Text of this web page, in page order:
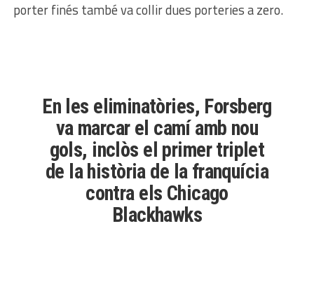
porter finés també va collir dues porteries a zero.
En les eliminatòries, Forsberg
va marcar el camí amb nou
gols, inclòs el primer triplet
de la història de la franquícia
contra els Chicago
Blackhawks